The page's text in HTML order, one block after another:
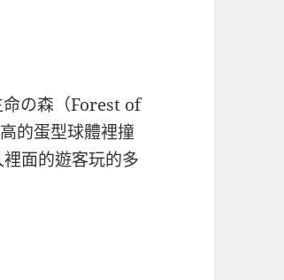
の森（Forest of
的蛋型球體裡撞
面的遊客玩的多